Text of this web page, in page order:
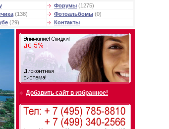
Форумы (1275)
(138) Фотоальбомы (0)
(29) Контакты
Добавить сайт в избранное!